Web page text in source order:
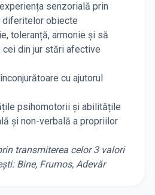
senzorială prin
diferitelor obiecte
toleranță, armonie și să
din jur stări afective
cu ajutorul
psihomotorii și abilitățile
și non-verbală a propriilor
transmiterea celor 3 valori
Bine, Frumos, Adevăr